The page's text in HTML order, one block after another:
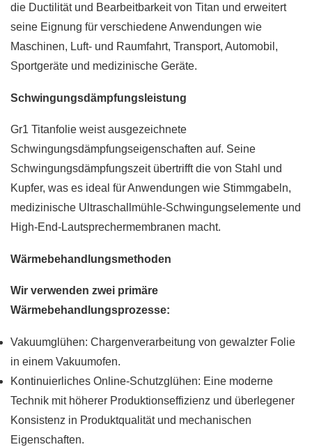
die Ductilität und Bearbeitbarkeit von Titan und erweitert
seine Eignung für verschiedene Anwendungen wie
Maschinen, Luft- und Raumfahrt, Transport, Automobil,
Sportgeräte und medizinische Geräte.
Schwingungsdämpfungsleistung
Gr1 Titanfolie weist ausgezeichnete
Schwingungsdämpfungseigenschaften auf. Seine
Schwingungsdämpfungszeit übertrifft die von Stahl und
Kupfer, was es ideal für Anwendungen wie Stimmgabeln,
medizinische Ultraschallmühle-Schwingungselemente und
High-End-Lautsprechermembranen macht.
Wärmebehandlungsmethoden
Wir verwenden zwei primäre
Wärmebehandlungsprozesse:
Vakuumglühen: Chargenverarbeitung von gewalzter Folie
in einem Vakuumofen.
Kontinuierliches Online-Schutzglühen: Eine moderne
Technik mit höherer Produktionseffizienz und überlegener
Konsistenz in Produktqualität und mechanischen
Eigenschaften.